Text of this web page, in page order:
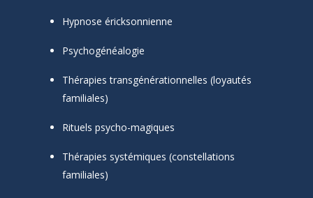
Hypnose éricksonnienne
Psychogénéalogie
Thérapies transgénérationnelles (loyautés
familiales)
Rituels psycho-magiques
Thérapies systémiques (constellations
familiales)